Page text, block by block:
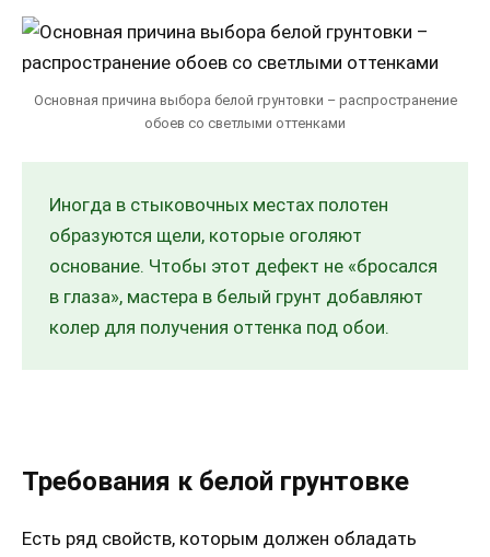
Основная причина выбора белой грунтовки – распространение
обоев со светлыми оттенками
Иногда в стыковочных местах полотен
образуются щели, которые оголяют
основание. Чтобы этот дефект не «бросался
в глаза», мастера в белый грунт добавляют
колер для получения оттенка под обои.
Требования к белой грунтовке
Есть ряд свойств, которым должен обладать